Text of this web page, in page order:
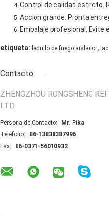
Control de calidad estricto.
Acción grande. Pronta
Embalaje profesional. Evite
etiqueta: ladrillo de fuego aislador,
Contacto
ZHENGZHOU RONGSHENG
LTD.
Persona de Contacto:
Mr. Pika
Teléfono:
86-13838387996
Fax:
86-0371-56010932